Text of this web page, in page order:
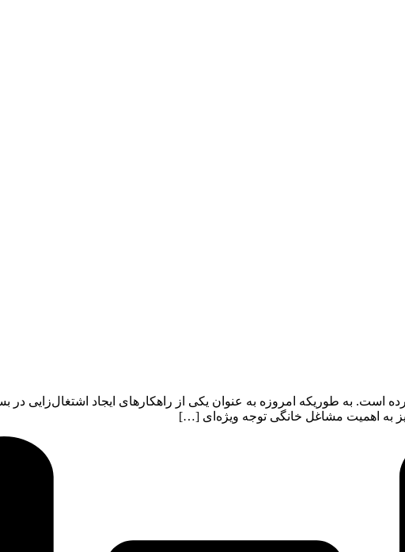
است. به طوریکه امروزه به عنوان یکی از راهکارهای ایجاد اشتغال‌زایی
به اهمیت مشاغل خانگی توجه ویژه‌ای […]